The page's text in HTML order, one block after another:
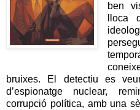
ben
lloca
bruixes. El detectiu es
d’espionatge nuclear,
corrupció política, amb una